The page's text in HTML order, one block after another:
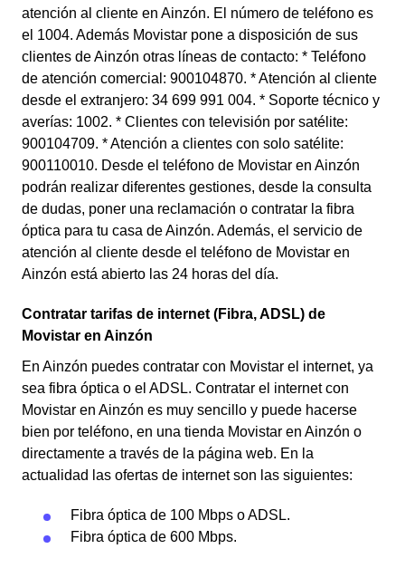
atención al cliente en Ainzón. El número de teléfono es
el 1004. Además Movistar pone a disposición de sus
clientes de Ainzón otras líneas de contacto: * Teléfono
de atención comercial: 900104870. * Atención al cliente
desde el extranjero: 34 699 991 004. * Soporte técnico y
averías: 1002. * Clientes con televisión por satélite:
900104709. * Atención a clientes con solo satélite:
900110010. Desde el teléfono de Movistar en Ainzón
podrán realizar diferentes gestiones, desde la consulta
de dudas, poner una reclamación o contratar la fibra
óptica para tu casa de Ainzón. Además, el servicio de
atención al cliente desde el teléfono de Movistar en
Ainzón está abierto las 24 horas del día.
Contratar tarifas de internet (Fibra, ADSL) de
Movistar en Ainzón
En Ainzón puedes contratar con Movistar el internet, ya
sea fibra óptica o el ADSL. Contratar el internet con
Movistar en Ainzón es muy sencillo y puede hacerse
bien por teléfono, en una tienda Movistar en Ainzón o
directamente a través de la página web. En la
actualidad las ofertas de internet son las siguientes:
Fibra óptica de 100 Mbps o ADSL.
Fibra óptica de 600 Mbps.